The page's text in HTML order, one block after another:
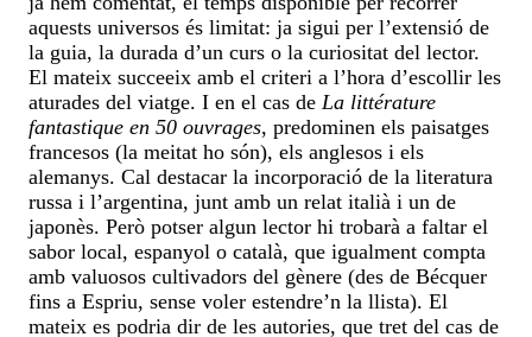
aquests universos és limitat: ja sigui per l’extensió de
la guia, la durada d’un curs o la curiositat del lector.
El mateix succeeix amb el criteri a l’hora d’escollir les
aturades del viatge. I en el cas de La littérature
fantastique en 50 ouvrages, predominen els paisatges
francesos (la meitat ho són), els anglesos i els
alemanys. Cal destacar la incorporació de la literatura
russa i l’argentina, junt amb un relat italià i un de
japonès. Però potser algun lector hi trobarà a faltar el
sabor local, espanyol o català, que igualment compta
amb valuosos cultivadors del gènere (des de Bécquer
fins a Espriu, sense voler estendre’n la llista). El
mateix es podria dir de les autories, que tret del cas de